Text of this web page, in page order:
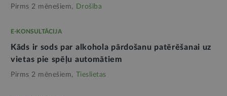
Pirms 2 mēnešiem, Drošība
E-KONSULTĀCIJA
Kāds ir sods par alkohola pārdošanu patērēšanai uz
vietas pie spēļu automātiem
Pirms 2 mēnešiem, Tieslietas